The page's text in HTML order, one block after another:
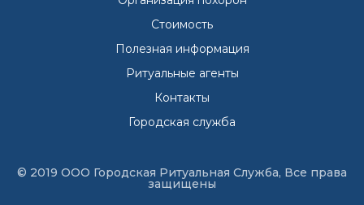
Стоимость
Полезная информация
Ритуальные агенты
Контакты
Городская служба
© 2019 ООО Городская Ритуальная Служба, Все права
защищены